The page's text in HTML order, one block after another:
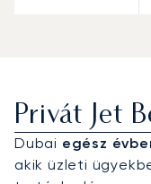
Privát Jet
Dubai egész
akik üzleti